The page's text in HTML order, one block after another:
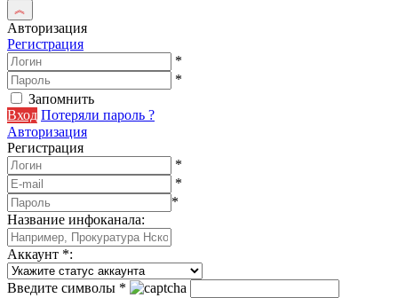
Авторизация
Регистрация
*
*
Запомнить
Вход Потеряли пароль ?
Авторизация
Регистрация
*
*
*
Название инфоканала:
Аккаунт *:
Введите символы *